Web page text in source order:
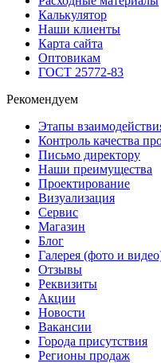
Калькулятор
Наши клиенты
Карта сайта
Оптовикам
ГОСТ 25772-83
Рекомендуем
Этапы
Контроль качества
Письмо директору
Наши преимущества
Проектирование
Визуализация
Сервис
Магазин
Блог
Галерея (фото и
Отзывы
Реквизиты
Акции
Новости
Вакансии
Города присутствия
Регионы продаж